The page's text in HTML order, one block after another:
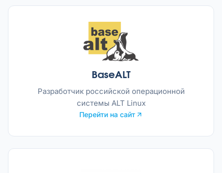
BaseALT
Разработчик российской операционной
системы ALT Linux
Перейти на сайт